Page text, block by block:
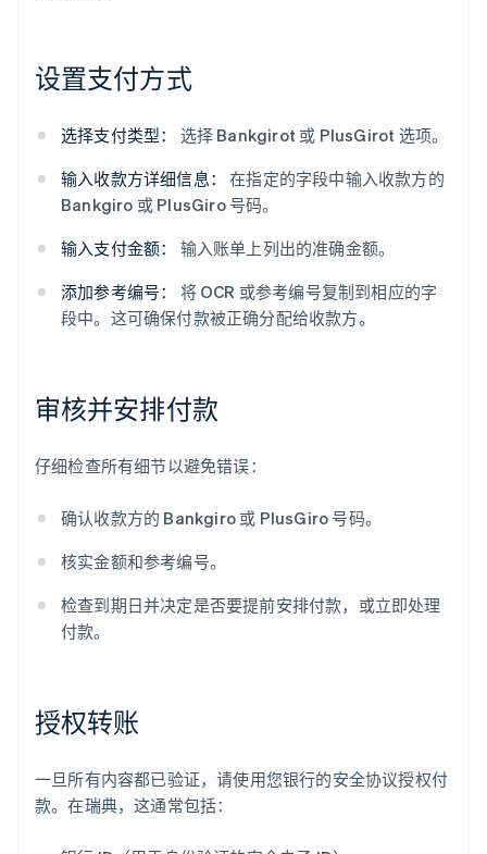
设置支付方式
选择支付类型：
选择 Bankgirot 或 PlusGirot 选项。
输入收款方详细信息：
在指定的字段中输入收款方的
Bankgiro 或 PlusGiro 号码。
输入支付金额：
输入账单上列出的准确金额。
添加参考编号：
将 OCR 或参考编号复制到相应的字
段中。这可确保付款被正确分配给收款方。
审核并安排付款
仔细检查所有细节以避免错误：
确认收款方的 Bankgiro 或 PlusGiro 号码。
核实金额和参考编号。
检查到期日并决定是否要提前安排付款，或立即处理
付款。
授权转账
一旦所有内容都已验证，请使用您银行的安全协议授权付
款。在瑞典，这通常包括：